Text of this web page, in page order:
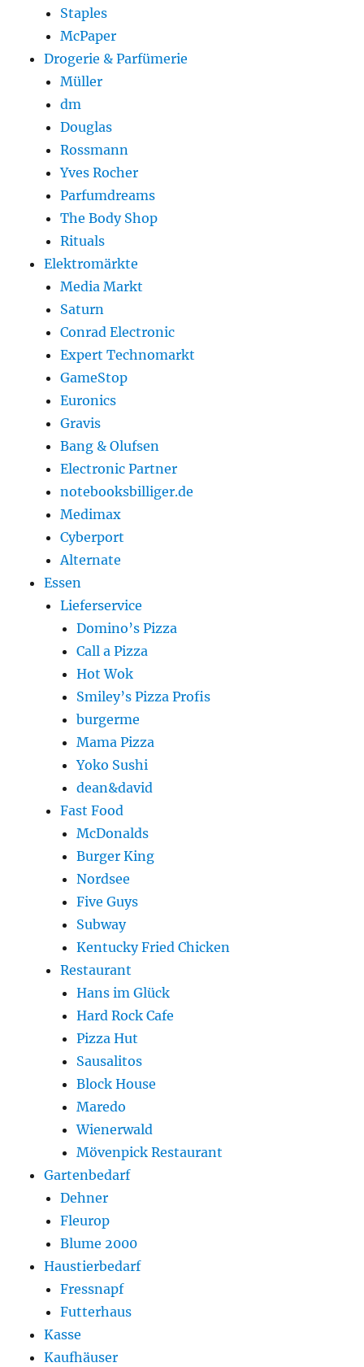
Staples
McPaper
Drogerie & Parfümerie
Müller
dm
Douglas
Rossmann
Yves Rocher
Parfumdreams
The Body Shop
Rituals
Elektromärkte
Media Markt
Saturn
Conrad Electronic
Expert Technomarkt
GameStop
Euronics
Gravis
Bang & Olufsen
Electronic Partner
notebooksbilliger.de
Medimax
Cyberport
Alternate
Essen
Lieferservice
Domino’s Pizza
Call a Pizza
Hot Wok
Smiley’s Pizza Profis
burgerme
Mama Pizza
Yoko Sushi
dean&david
Fast Food
McDonalds
Burger King
Nordsee
Five Guys
Subway
Kentucky Fried Chicken
Restaurant
Hans im Glück
Hard Rock Cafe
Pizza Hut
Sausalitos
Block House
Maredo
Wienerwald
Mövenpick Restaurant
Gartenbedarf
Dehner
Fleurop
Blume 2000
Haustierbedarf
Fressnapf
Futterhaus
Kasse
Kaufhäuser